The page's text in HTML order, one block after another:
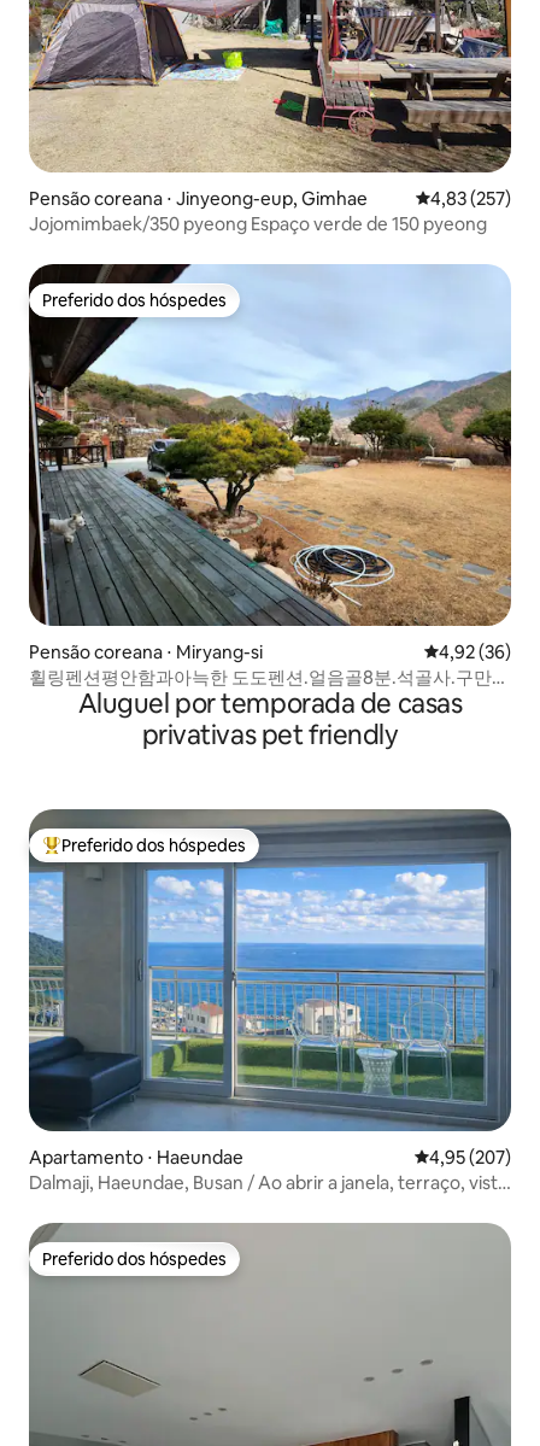
Pensão coreana ⋅ Jinyeong-eup, Gimhae 4,83 de uma
4,83 (257)
Jojomimbaek/350 pyeong Espaço verde de 150 pyeong
Preferido dos hóspedes
Preferido dos hóspedes
Pensão coreana ⋅ Miryang-si 4,92 de uma
4,92 (36)
휠링펜션평안함과아늑한 도도펜션.얼음골8분.석골사.구만계
곡5분.숫구비시바베규이용무료.
Aluguel por temporada de casas
privativas pet friendly
Entre os melhores preferidos dos hóspedes
Preferido dos hóspedes
Apartamento ⋅ Haeundae 4,95 de uma
4,95 (207)
Dalmaji, Haeundae, Busan / Ao abrir a janela, terraço, vista
Estacionamento gratuito /
Preferido dos hóspedes
Preferido dos hóspedes